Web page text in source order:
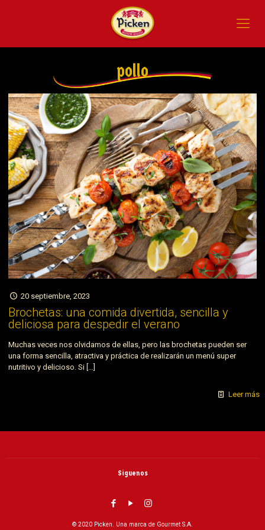
pollo
20 septiembre, 2023
Brochetas: una comida divertida, sencilla y
deliciosa para despedir el verano
Muchas veces nos olvidamos de ellas, pero las brochetas pueden ser
una forma sencilla, atractiva y práctica de realizarán un menú super
nutritivo y delicioso. Si […]
Leer más
Siguenos
© 2020 Picken. Una marca de Gourmet S.A.